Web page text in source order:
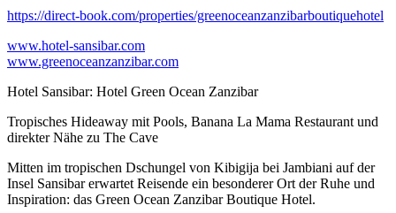
https://direct-book.com/properties/greenoceanzanzibarboutiquehotel
www.hotel-sansibar.com
www.greenoceanzanzibar.com
Hotel Sansibar: Hotel Green Ocean Zanzibar
Tropisches Hideaway mit Pools, Banana La Mama Restaurant und
direkter Nähe zu The Cave
Mitten im tropischen Dschungel von Kibigija bei Jambiani auf der
Insel Sansibar erwartet Reisende ein besonderer Ort der Ruhe und
Inspiration: das Green Ocean Zanzibar Boutique Hotel.